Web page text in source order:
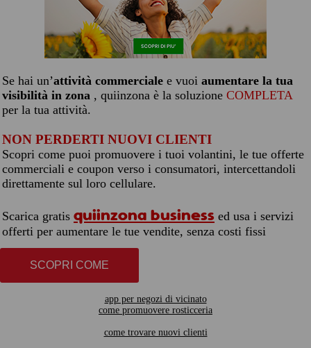
Se hai un’attività commerciale e vuoi aumentare la tua
visibilità in zona , quiinzona è la soluzione COMPLETA
per la tua attività.
NON PERDERTI NUOVI CLIENTI
Scopri come puoi promuovere i tuoi volantini, le tue offerte
commerciali e coupon verso i consumatori, intercettandoli
direttamente sul loro cellulare.
Scarica gratis quiinzona business ed usa i servizi
offerti per aumentare le tue vendite, senza costi fissi
SCOPRI COME
app per negozi di vicinato
come promuovere rosticceria
come trovare nuovi clienti